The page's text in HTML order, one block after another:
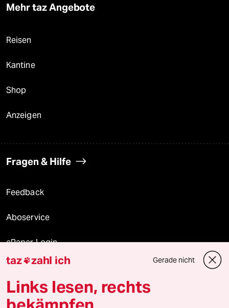
Mehr taz Angebote
Reisen
Kantine
Shop
Anzeigen
Fragen & Hilfe
Feedback
Aboservice
ePaper Login
Downloads für Abonnierende
taz zahl ich Gerade nicht
Links lesen, rechts